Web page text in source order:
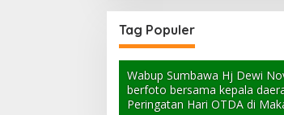
Tag Populer
Wabup Sumbawa Hj Dewi
berfoto bersama kepala
Peringatan Hari OTDA di